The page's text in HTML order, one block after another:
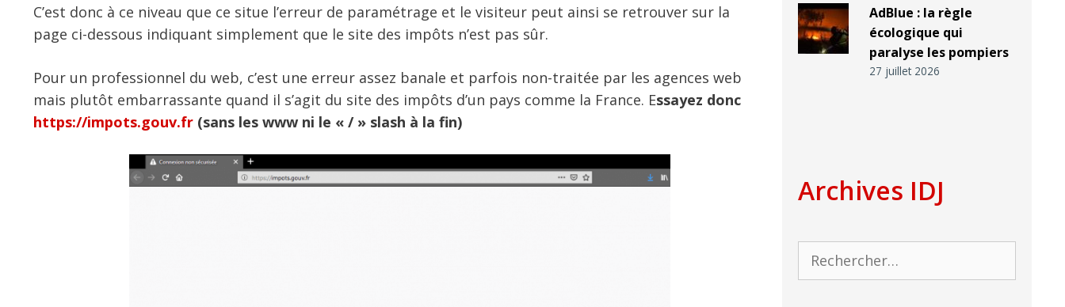
C’est donc à ce niveau que ce situe l’erreur de paramétrage et le visiteur peut ainsi se retrouver sur la
page ci-dessous indiquant simplement que le site des impôts n’est pas sûr.
Pour un professionnel du web, c’est une erreur assez banale et parfois non-traitée par les agences web
mais plutôt embarrassante quand il s’agit du site des impôts d’un pays comme la France. Essayez donc
https://impots.gouv.fr (sans les www ni le « / » slash à la fin)
AdBlue : la règle
écologique qui
paralyse les pompiers
27 juillet 2026
Archives IDJ
Rechercher :